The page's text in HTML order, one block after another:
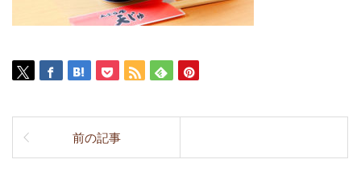
前の記事